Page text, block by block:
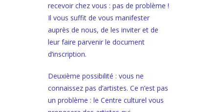
recevoir chez vous : pas de problème !
Il vous suffit de vous manifester
auprès de nous, de les inviter et de
leur faire parvenir le document
d’inscription.
Deuxième possibilité : vous ne
connaissez pas d’artistes. Ce n’est pas
un problème : le Centre culturel vous